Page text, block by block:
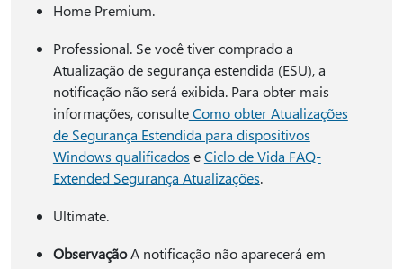
Home Premium.
Professional. Se você tiver comprado a
Atualização de segurança estendida (ESU), a
notificação não será exibida. Para obter mais
informações, consulteComo obter Atualizações
de Segurança Estendida para dispositivos
Windows qualificados eCiclo de Vida FAQ-
Extended Segurança Atualizações.
Ultimate.
ObservaçãoA notificação não aparecerá em